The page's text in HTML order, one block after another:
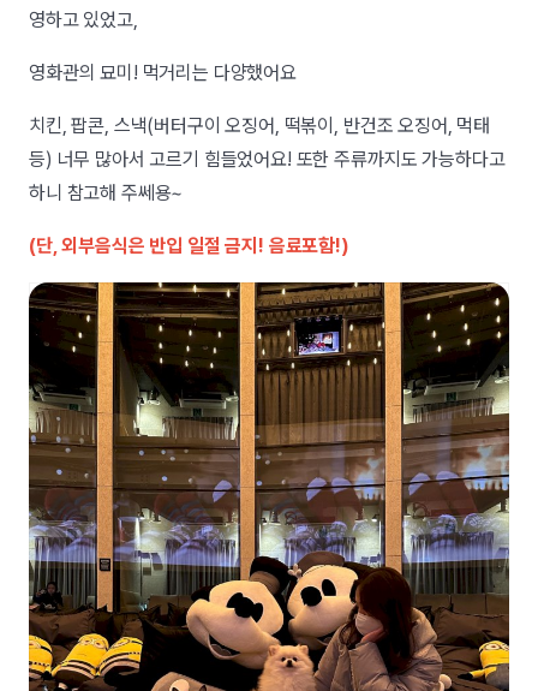
영하고 있었고,
영화관의 묘미! 먹거리는 다양했어요
치킨, 팝콘, 스낵(버터구이 오징어, 떡볶이, 반건조 오징어, 먹태
등) 너무 많아서 고르기 힘들었어요! 또한 주류까지도 가능하다고
하니 참고해 주쎄용~
(단, 외부음식은 반입 일절 금지! 음료포함!)